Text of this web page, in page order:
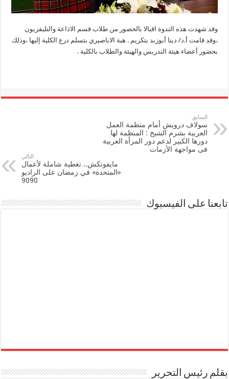
وقد شهدت هذه الندوة اقبالا بالحضور من طلاب قسم الاذاعة والتليفزيون
،وقد قامت أ.د/ دينا أبوزبد بتكريم . هبة الاباصيري بتسلم درع الكلية إليها ،وذلك
بحضور أعضاء هيئة التدريس والهيئة والطلاب بالكلية .
السابق
سولاف درويش أمام منظمة العمل
العربية بشرم الشيخ : المنظمة لها
دورها الكبير لدعم دور المرأة العربية
فى مواجهة الأزمات
التالي
مايفوتكش.. تغطية شاملة لأعمال
«المتحدة» في رمضان على الراديو
9090
تابعنا على الفيسبوك
بقلم رئيس التحرير